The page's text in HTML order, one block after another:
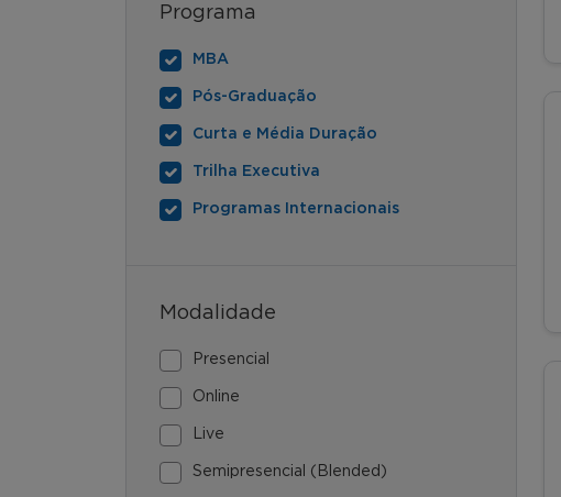
Programa
MBA
Pós-Graduação
Curta e Média Duração
Trilha Executiva
Programas Internacionais
Modalidade
Presencial
Online
Live
Semipresencial (Blended)